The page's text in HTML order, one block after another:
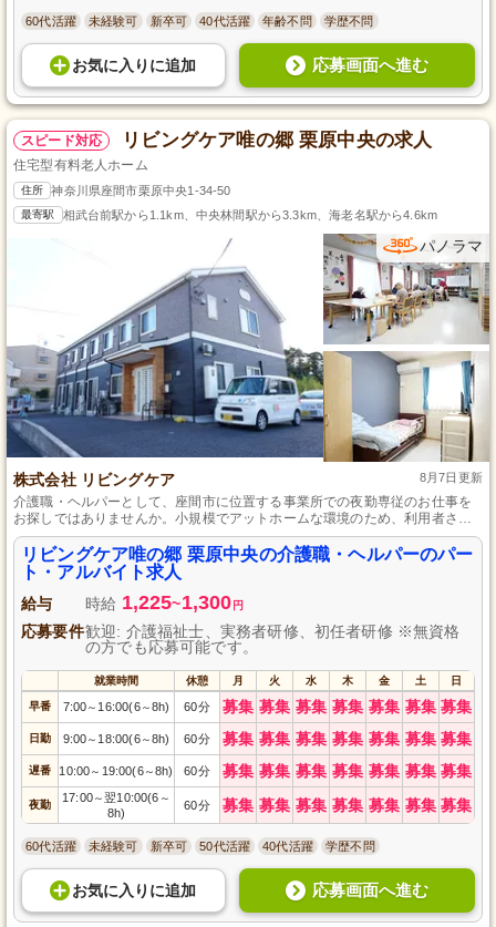
60代活躍 未経験可 新卒可 40代活躍 年齢不問 学歴不問
お気に入り に追加 応募画面へ進む
スピード対応 リビングケア唯の郷 栗原中央の求人
住宅型有料老人ホーム
住所 神奈川県座間市栗原中央1-34-50
最寄駅 相武台前駅から1.1km、中央林間駅から3.3km、海老名駅から4.6km
パノラマ
株式会社 リビングケア 8月7日更新
介護職・ヘルパーとして、座間市に位置する事業所での夜勤専従のお仕事を
お探しではありませんか。小規模でアットホームな環境のため、利用者さま
一人ひとりの状態に合わせた丁寧なケアが可能です。未経験の方も、先輩ス
タッフがしっかり指導しますので、安心してスタートできますよ。勤務日数
の相談が可能なので、あなたのライフスタイルに合った働き方が見つかりま
す。
リビングケア唯の郷 栗原中央の介護職・ヘルパーのパー
ト・アルバイト求人
給与 時給 1,225~1,300 円
応募要件歓迎: 介護福祉士、実務者研修、初任者研修 ※無資格
の方でも応募可能です。
就業時間 休憩 月 火 水 木 金 土 日
早番 7:00～ 16:00(6～8h) 60分 募集 募集 募集 募集 募集 募集 募集
日勤 9:00～ 18:00(6～8h) 60分 募集 募集 募集 募集 募集 募集 募集
遅番 10:00～ 19:00(6～8h) 60分 募集 募集 募集 募集 募集 募集 募集
夜勤
17:00～翌10:00(6 ～
8h)
60分 募集 募集 募集 募集 募集 募集 募集
60代活躍 未経験可 新卒可 50代活躍 40代活躍 学歴不問
お気に入り に追加 応募画面へ進む